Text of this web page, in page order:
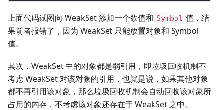
上面代码试图向 WeakSet 添加一个数值和 Symbol 值，结
果前者报错了，因为 WeakSet 只能放置对象和 Symbol
值。
其次，WeakSet 中的对象都是弱引用，即垃圾回收机制不
考虑 WeakSet 对该对象的引用，也就是说，如果其他对象
都不再引用该对象，那么垃圾回收机制会自动回收该对象所
占用的内存，不考虑该对象还存在于 WeakSet 之中。